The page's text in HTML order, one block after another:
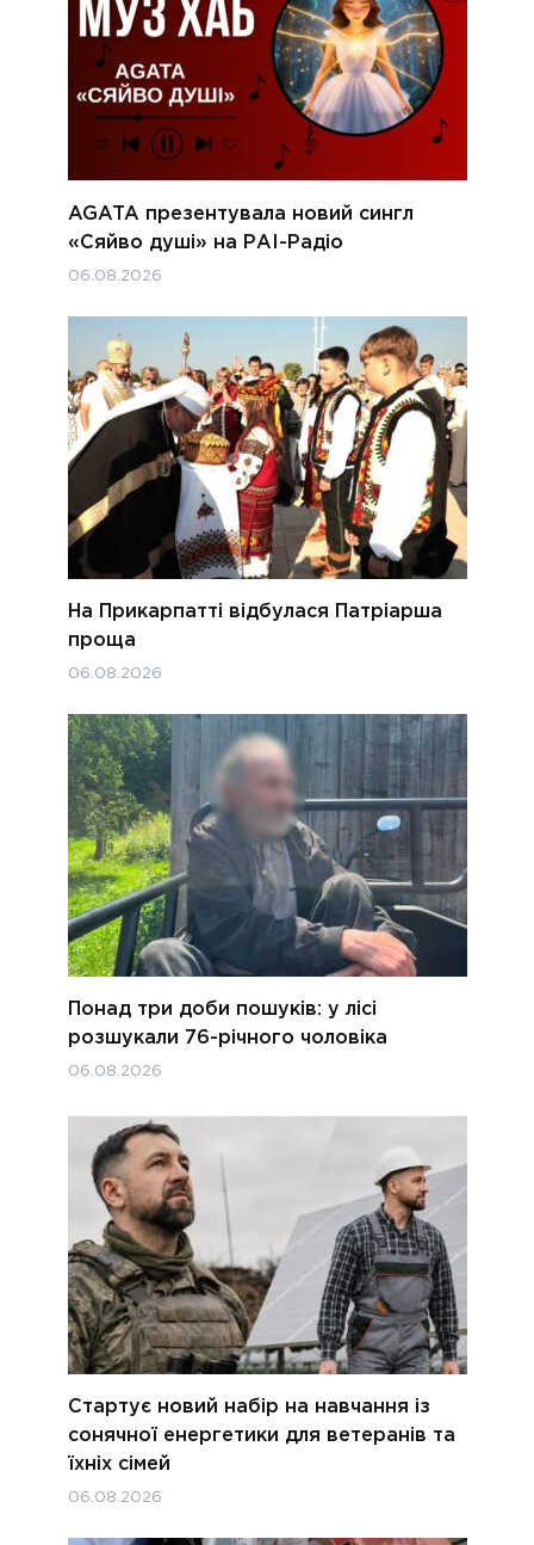
AGATA презентувала новий сингл
«Сяйво душі» на РАІ-Радіо
06.08.2026
На Прикарпатті відбулася Патріарша
проща
06.08.2026
Понад три доби пошуків: у лісі
розшукали 76-річного чоловіка
06.08.2026
Стартує новий набір на навчання із
сонячної енергетики для ветеранів та
їхніх сімей
06.08.2026